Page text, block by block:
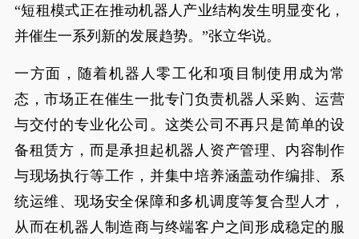
“短租模式正在推动机器人产业结构发生明显变化，
并催生一系列新的发展趋势。”张立华说。
一方面，随着机器人零工化和项目制使用成为常
态，市场正在催生一批专门负责机器人采购、运营
与交付的专业化公司。这类公司不再只是简单的设
备租赁方，而是承担起机器人资产管理、内容制作
与现场执行等工作，并集中培养涵盖动作编排、系
统运维、现场安全保障和多机调度等复合型人才，
从而在机器人制造商与终端客户之间形成稳定的服